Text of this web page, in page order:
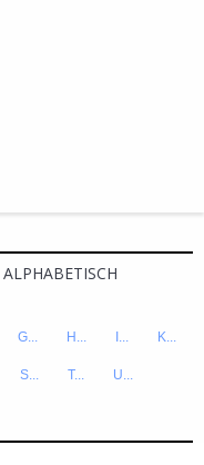
G... H... I... K...
S... T... U...